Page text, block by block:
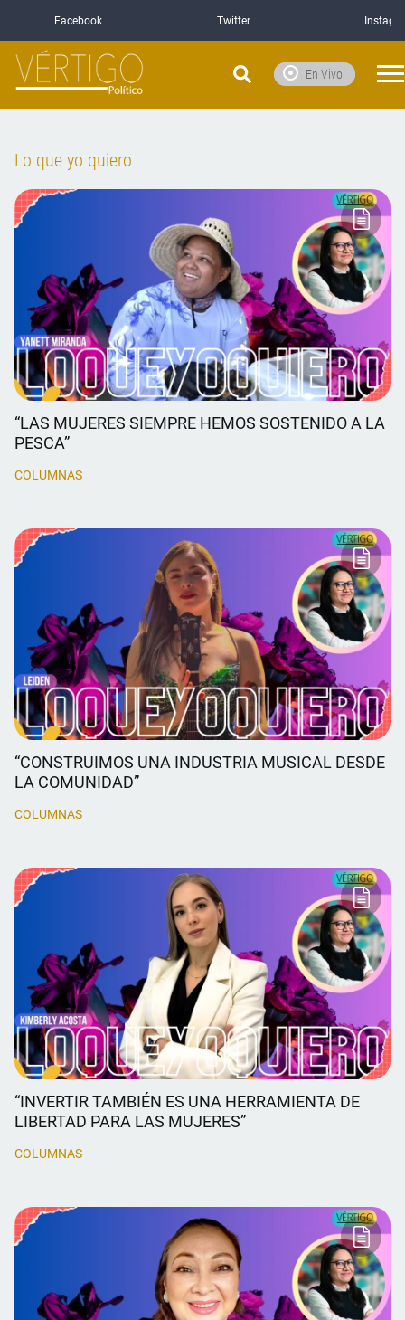
Facebook Twitter
En Vivo
Lo que yo quiero
“LAS MUJERES SIEMPRE HEMOS SOSTENIDO A LA
PESCA”
COLUMNAS
“CONSTRUIMOS UNA INDUSTRIA MUSICAL DESDE
LA COMUNIDAD”
COLUMNAS
“INVERTIR TAMBIÉN ES UNA HERRAMIENTA DE
LIBERTAD PARA LAS MUJERES”
COLUMNAS